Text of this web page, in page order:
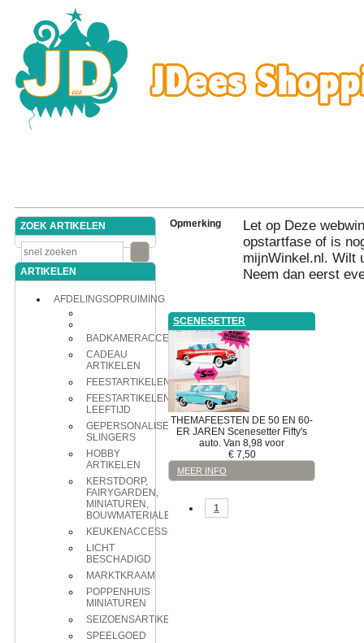
ZOEK ARTIKELEN
ARTIKELEN
AFDELINGSOPRUIMING
BADKAMERACCESSOIRES
CADEAU
ARTIKELEN
FEESTARTIKELEN
FEESTARTIKELEN
LEEFTIJD
GEPERSONALISEERDE
SLINGERS
HOBBY
ARTIKELEN
KERSTDORP,
FAIRYGARDEN,
MINIATUREN,
BOUWMATERIALEN
KEUKENACCESSOIRES
LICHT
BESCHADIGD
MARKTKRAAM
POPPENHUIS
MINIATUREN
SEIZOENSARTIKELEN
SPEELGOED
Opmerking
Let op Deze
opstartfase of is
mijnWinkel.nl. Wilt
Neem dan eerst
SCENESETTER
THEMAFEESTEN DE 50 EN 60-
ER JAREN Scenesetter Fifty's
auto. Van 8,98 voor
€ 7,50
MEER INFO
1